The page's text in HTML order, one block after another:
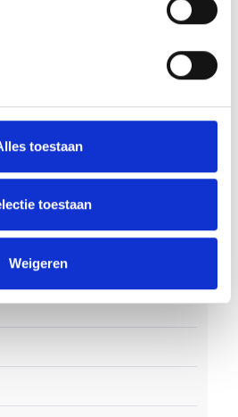
toestaan
toestaan
Weigeren
jeugd’
Hout
tweede blok